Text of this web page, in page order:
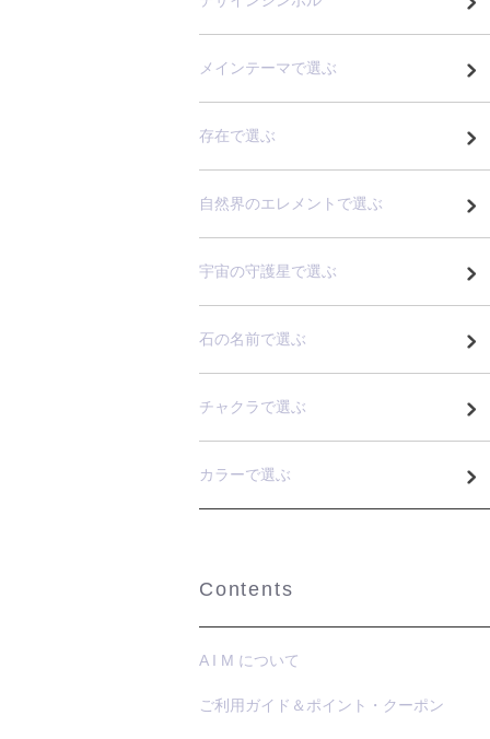
メインテーマで選ぶ
存在で選ぶ
自然界のエレメントで選ぶ
宇宙の守護星で選ぶ
石の名前で選ぶ
チャクラで選ぶ
カラーで選ぶ
Contents
A I M について
ご利用ガイド＆ポイント・クーポン